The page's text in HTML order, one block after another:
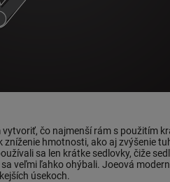
čo najmenší rám s použitím
hmotnosti, ako aj zvýšenie
sa len krátke sedlovky, čiže
veľmi ľahko ohýbali. Joeová
úsekoch.